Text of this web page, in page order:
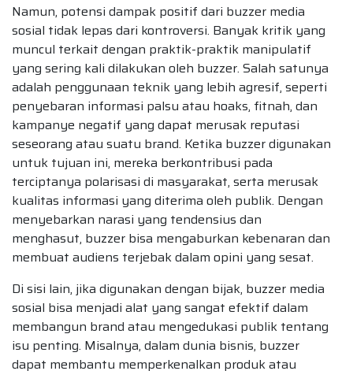
Namun, potensi dampak positif dari buzzer media
sosial tidak lepas dari kontroversi. Banyak kritik yang
muncul terkait dengan praktik-praktik manipulatif
yang sering kali dilakukan oleh buzzer. Salah satunya
adalah penggunaan teknik yang lebih agresif, seperti
penyebaran informasi palsu atau hoaks, fitnah, dan
kampanye negatif yang dapat merusak reputasi
seseorang atau suatu brand. Ketika buzzer digunakan
untuk tujuan ini, mereka berkontribusi pada
terciptanya polarisasi di masyarakat, serta merusak
kualitas informasi yang diterima oleh publik. Dengan
menyebarkan narasi yang tendensius dan
menghasut, buzzer bisa mengaburkan kebenaran dan
membuat audiens terjebak dalam opini yang sesat.
Di sisi lain, jika digunakan dengan bijak, buzzer media
sosial bisa menjadi alat yang sangat efektif dalam
membangun brand atau mengedukasi publik tentang
isu penting. Misalnya, dalam dunia bisnis, buzzer
dapat membantu memperkenalkan produk atau